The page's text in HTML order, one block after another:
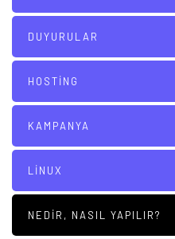
DUYURULAR
HOSTING
KAMPANYA
LINUX
NEDIR, NASIL YAPILIR?